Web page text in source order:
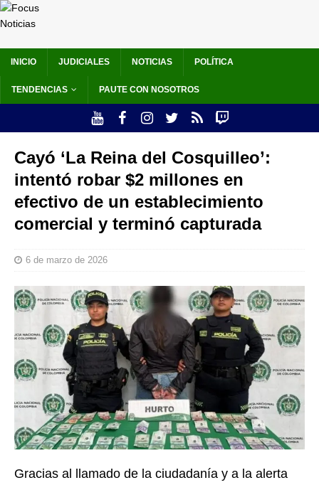
INICIO JUDICIALES NOTICIAS POLÍTICA
TENDENCIAS PAUTE CON NOSOTROS
Cayó ‘La Reina del Cosquilleo’:
intentó robar $2 millones en
efectivo de un establecimiento
comercial y terminó capturada
6 de marzo de 2026
Gracias al llamado de la ciudadanía y a la alerta